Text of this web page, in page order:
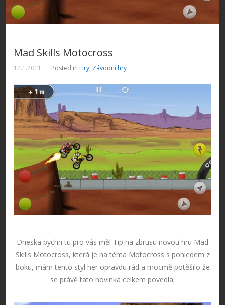
Mad Skills Motocross
12.1.2011 Posted in Hry, Závodní hry
Dneska bychn tu pro vás měl Tip na zbrusu novou hru Mad
Skills Motocross, která je na téma Motocross s pohledem z
boku, mám tento styl her opravdu rád a mocmě potěšilo že
se právě tato novinka celkem povedla.